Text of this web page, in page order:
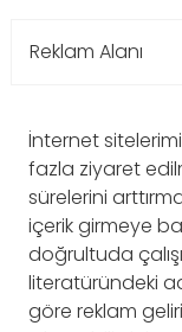
Reklam Alanı
İnternet
fazla ziyaret
sürelerini
içerik girmeye
doğrultuda
literatüründeki
göre reklam